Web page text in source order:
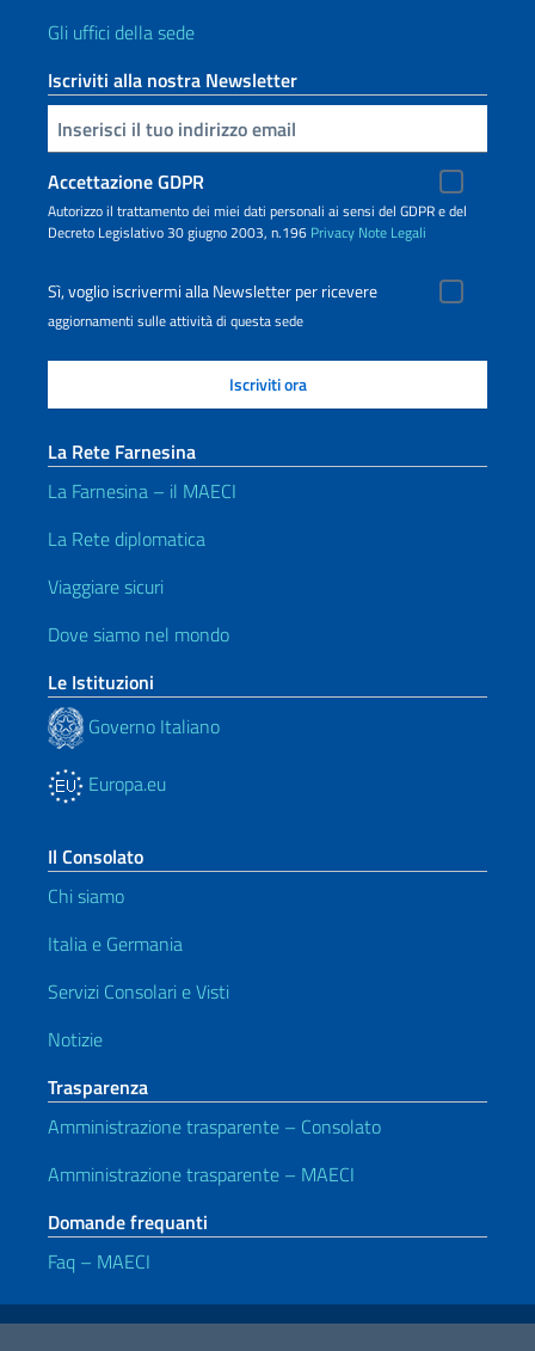
Gli uffici della sede
Iscriviti alla nostra Newsletter
Inserisci la tua email
Accettazione GDPR
Autorizzo il trattamento dei miei dati personali ai sensi del GDPR e del
Decreto Legislativo 30 giugno 2003, n.196 Privacy Note Legali
Sì, voglio iscrivermi alla Newsletter per ricevere
aggiornamenti sulle attività di questa sede
La Rete Farnesina
La Farnesina – il MAECI
La Rete diplomatica
Viaggiare sicuri
Dove siamo nel mondo
Le Istituzioni
Governo Italiano
Europa.eu
Il Consolato
Chi siamo
Italia e Germania
Servizi Consolari e Visti
Notizie
Trasparenza
Amministrazione trasparente – Consolato
Amministrazione trasparente – MAECI
Domande frequanti
Faq – MAECI
Link Utili